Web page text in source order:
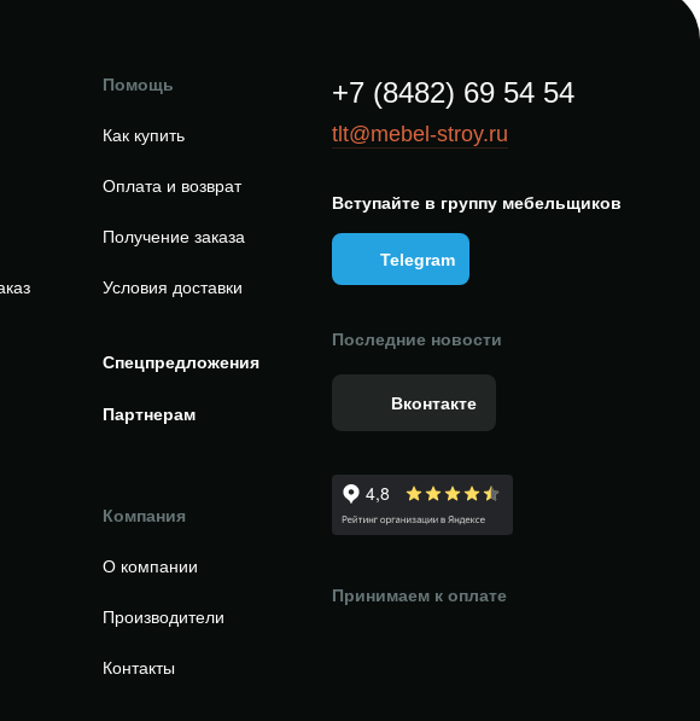
Помощь
Как купить
Оплата и возврат
Получение заказа
Условия доставки
Спецпредложения
Партнерам
Компания
О компании
Производители
Контакты
+7 (8482) 69 54 54
tlt@mebel-stroy.ru
Вступайте в группу мебельщиков
Telegram
Последние новости
Вконтакте
Принимаем к оплате